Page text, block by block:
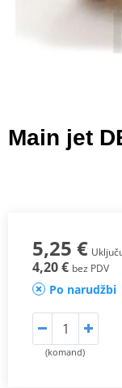
Main jet
5,25 €
4,20 € bez PDV
Po narudžbi
(komand)